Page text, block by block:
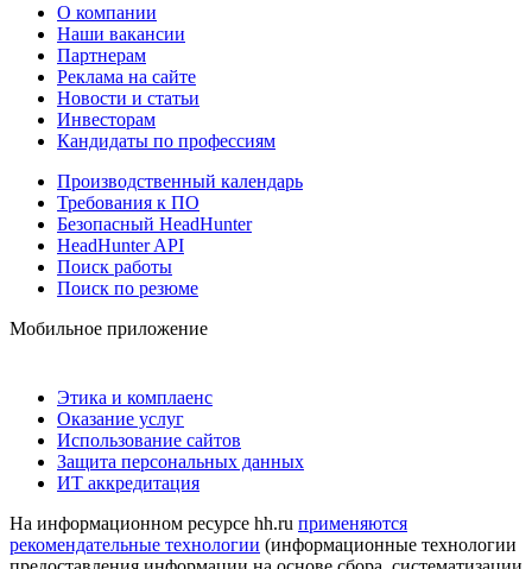
О компании
Наши вакансии
Партнерам
Реклама на сайте
Новости и статьи
Инвесторам
Кандидаты по профессиям
Производственный календарь
Требования к ПО
Безопасный HeadHunter
HeadHunter API
Поиск работы
Поиск по резюме
Мобильное приложение
Этика и комплаенс
Оказание услуг
Использование сайтов
Защита персональных данных
ИТ аккредитация
На информационном ресурсе hh.ru применяются
рекомендательные технологии (информационные технологии